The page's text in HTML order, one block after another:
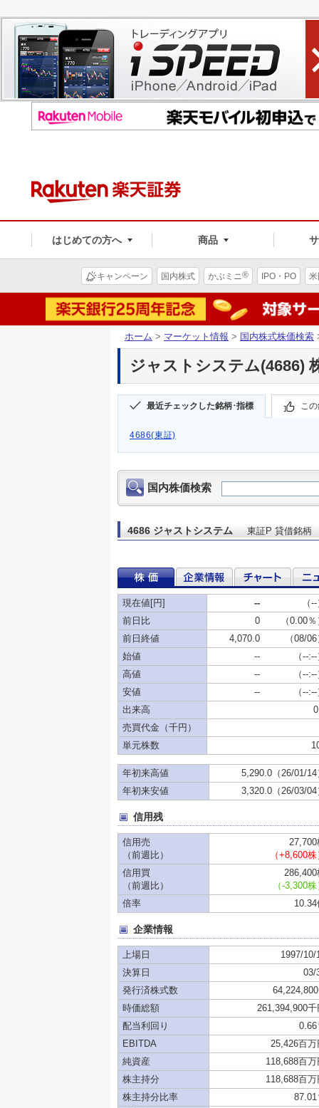
はじめての方へ 商品
キャンペーン 国内株式 かぶミニ® IPO・PO
ホーム > マーケット情報 > 国内株式株価検索
ジャストシステム(4686)
最近チェックした銘柄･指標 こ
4686(東証)